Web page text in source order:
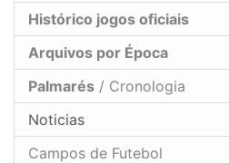
Histórico jogos oficiais
Arquivos por Época
Palmarés / Cronologia
Noticias
Campos de Futebol